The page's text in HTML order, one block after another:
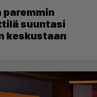
paremmin
suuntasi
keskustaan